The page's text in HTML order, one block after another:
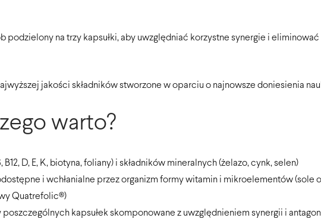
podzielony na trzy kapsułki, aby uwzględniać korzystne synergie i
jakości składników stworzone w oparciu o najnowsze doniesienia
warto?
D, E, K, biotyna, foliany) i składników mineralnych (żelazo, cynk, selen)
i wchłanialne przez organizm formy witamin i mikroelementów (sole
Quatrefolic®)
kapsułek skomponowane z uwzględnieniem synergii i